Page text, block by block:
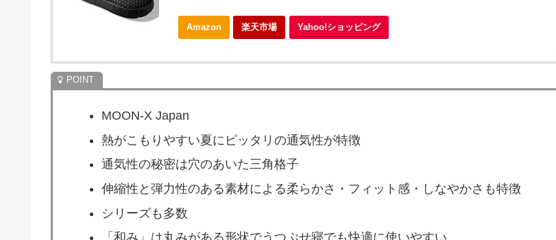
Amazon 楽天市場 Yahoo!ショッピング
MOON-X Japan
熱がこもりやすい夏にピッタリの通気性が特徴
通気性の秘密は穴のあいた三角格子
伸縮性と弾力性のある素材による柔らかさ・フィット感・しなやかさも特徴
シリーズも多数